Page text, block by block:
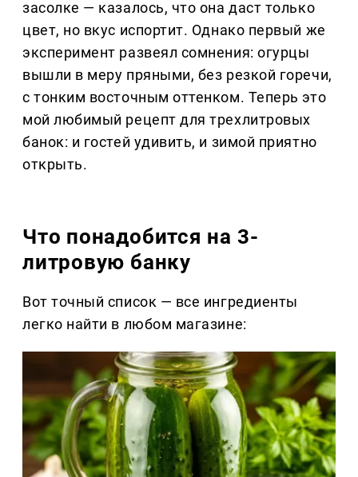
засолке — казалось, что она даст только
цвет, но вкус испортит. Однако первый же
эксперимент развеял сомнения: огурцы
вышли в меру пряными, без резкой горечи,
с тонким восточным оттенком. Теперь это
мой любимый рецепт для трехлитровых
банок: и гостей удивить, и зимой приятно
открыть.
Что понадобится на 3-
литровую банку
Вот точный список — все ингредиенты
легко найти в любом магазине: